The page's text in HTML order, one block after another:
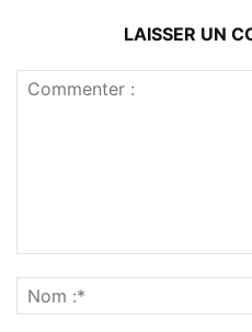
LAISSER UN